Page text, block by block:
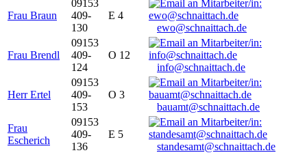
Frau Braun
09153
409-
130
E 4
ewo@schnaittach.de
Frau Brendl
09153
409-
124
O 12
info@schnaittach.de
Herr Ertel
09153
409-
153
O 3
bauamt@schnaittach.de
Frau
Escherich
09153
409-
136
E 5
standesamt@schnaittach.de